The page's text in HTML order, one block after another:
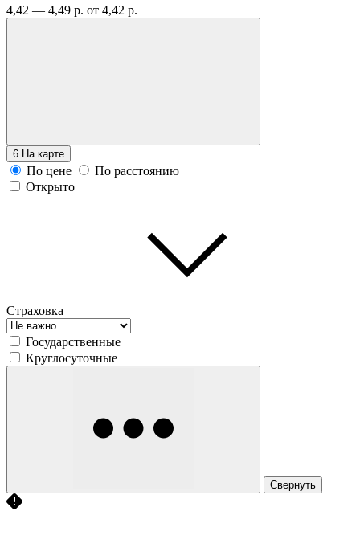
4,42 — 4,49 р. от 4,42 р.
6 На карте
По цене
По расстоянию
Открыто
Страховка
Государственные
Круглосуточные
Свернуть